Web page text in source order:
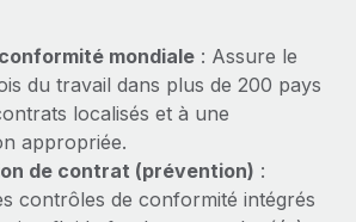
rapidement et en toute
international
le déménagement de vos
produits de Remote :
mondiale : Assure le
du travail dans plus de 200 pays
localisés et à une
appropriée.
de contrat (prévention) :
contrôles de conformité intégrés